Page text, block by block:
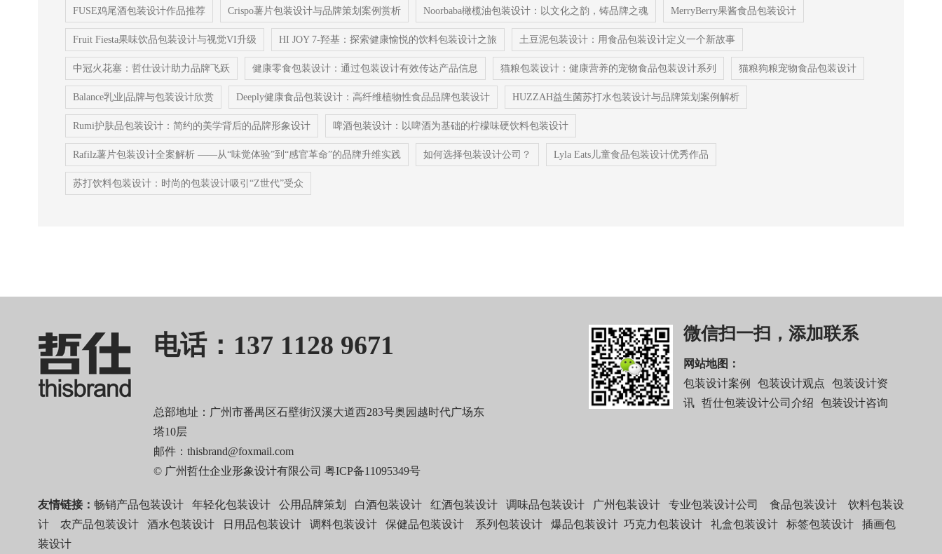
FUSE鸡尾酒包装设计作品推荐 Crispo薯片包装设计与品牌策划案例赏析 Noorbaba橄榄油包装设计：以文化之韵，铸品牌之魂 MerryBerry果酱食品包装设计
Fruit Fiesta果味饮品包装设计与视觉VI升级 HI JOY 7-羟基：探索健康愉悦的饮料包装设计之旅 土豆泥包装设计：用食品包装设计定义一个新故事
中冠火花塞：哲仕设计助力品牌飞跃 健康零食包装设计：通过包装设计有效传达产品信息 猫粮包装设计：健康营养的宠物食品包装设计系列 猫粮狗粮宠物食品包装设计
Balance乳业|品牌与包装设计欣赏 Deeply健康食品包装设计：高纤维植物性食品品牌包装设计 HUZZAH益生菌苏打水包装设计与品牌策划案例解析
Rumi护肤品包装设计：简约的美学背后的品牌形象设计 啤酒包装设计：以啤酒为基础的柠檬味硬饮料包装设计
Rafilz薯片包装设计全案解析 ——从“味觉体验”到“感官革命”的品牌升维实践 如何选择包装设计公司？ Lyla Eats儿童食品包装设计优秀作品
苏打饮料包装设计：时尚的包装设计吸引“Z世代”受众
电话：137 1128 9671
总部地址：广州市番禺区石壁街汉溪大道西283号奥园越时代广场东
塔10层
邮件：thisbrand@foxmail.com
© 广州哲仕企业形象设计有限公司 粤ICP备11095349号
微信扫一扫，添加联系
网站地图：
包装设计案例
包装设计观点
包装设计资
讯
哲仕包装设计公司介绍 包装设计咨询
友情链接： 畅销产品包装设计 年轻化包装设计 公用品牌策划 白酒包装设计 红酒包装设计 调味品包装设计 广州包装设计 专业包装设计公司 食品包装设计
饮料包装设
计
农产品包装设计 酒水包装设计 日用品包装设计 调料包装设计 保健品包装设计 系列包装设计 爆品包装设计 巧克力包装设计 礼盒包装设计 标签包装设计
插画包
装设计